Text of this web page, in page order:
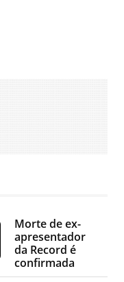
Morte de ex-
apresentador
da Record é
confirmada